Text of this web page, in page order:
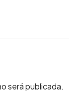
será publicada.